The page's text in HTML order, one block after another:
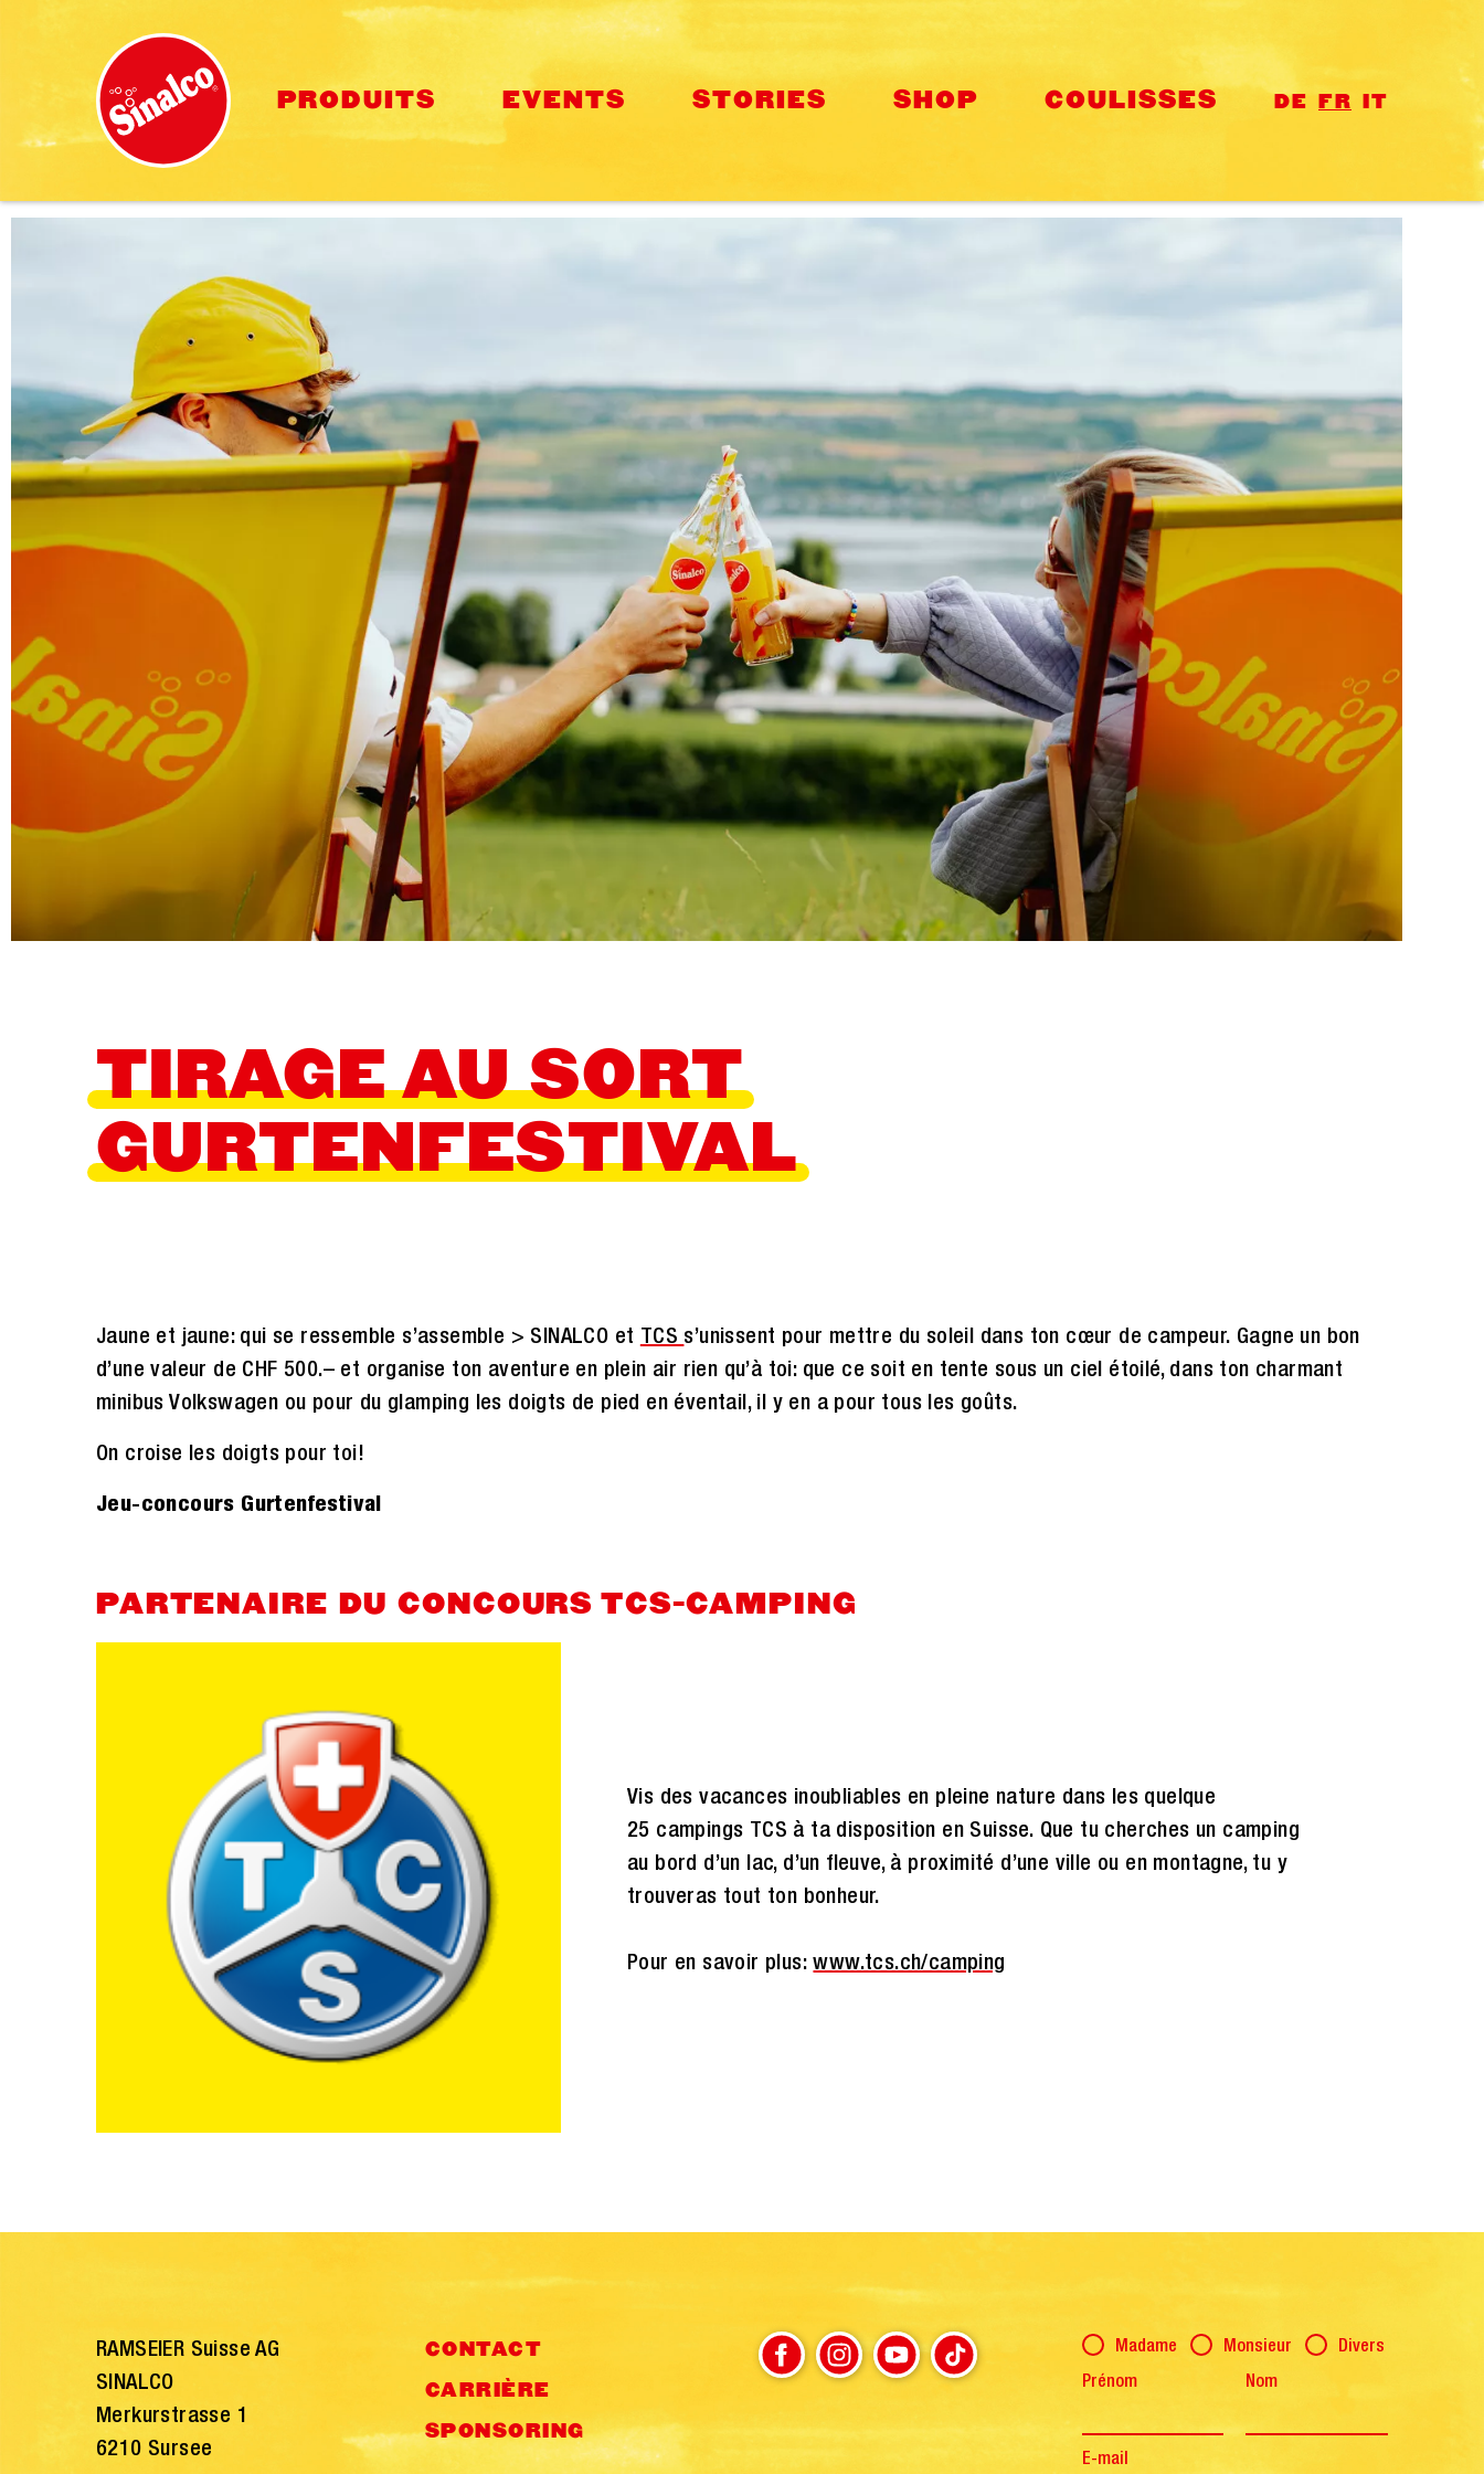
PRODUITS EVENTS STORIES SHOP COULISSES DE FR IT
TIRAGE AU SORT
GURTENFESTIVAL
Jaune et jaune: qui se ressemble s’assemble > SINALCO et TCS s’unissent pour mettre du soleil dans ton cœur de campeur. Gagne un bon
d’une valeur de CHF 500.– et organise ton aventure en plein air rien qu’à toi: que ce soit en tente sous un ciel étoilé, dans ton charmant
minibus Volkswagen ou pour du glamping les doigts de pied en éventail, il y en a pour tous les goûts.
On croise les doigts pour toi!
Jeu-concours Gurtenfestival
PARTENAIRE DU CONCOURS TCS-CAMPING
Vis des vacances inoubliables en pleine nature dans les quelque
25 campings TCS à ta disposition en Suisse. Que tu cherches un camping
au bord d’un lac, d’un fleuve, à proximité d’une ville ou en montagne, tu y
trouveras tout ton bonheur.
Pour en savoir plus:www.tcs.ch/camping
RAMSEIER Suisse AG
SINALCO
Merkurstrasse 1
6210 Sursee
CONTACT
CARRIÈRE
SPONSORING
Salutation
Madame Monsieur
Divers
Prénom
Nom
E-mail